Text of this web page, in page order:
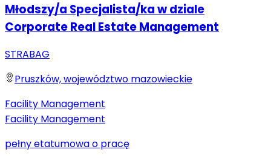
Młodszy/a Specjalista/ka w dziale
Corporate Real Estate Management
STRABAG
Pruszków, województwo mazowieckie
Facility Management
Facility Management
pełny etatumowa o pracę